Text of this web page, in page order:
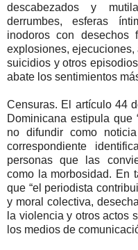
descabezados y
derrumbes, esferas
inodoros con desechos
explosiones, ejecuciones,
suicidios y otros
abate los sentimientos
Censuras. El artículo 44
Dominicana estipula que
no difundir como
correspondiente
personas que las
como la morbosidad. En
que “el periodista
y moral colectiva,
la violencia y otros actos
los medios de